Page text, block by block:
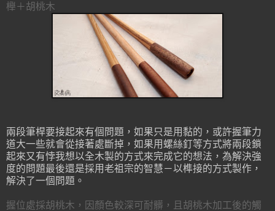
櫸＋胡桃木
兩段筆桿要接起來有個問題，如果只是用黏的，或許握筆力
道大一些就會從接著處斷掉，如果用螺絲釘等方式將兩段鎖
起來又有悖我想以全木製的方式來完成它的想法，為解決強
度的問題最後還是採用老祖宗的智慧－以榫接的方式製作，
解決了一個問題。
握位處採胡桃木，因顏色較深可耐髒，且胡桃木加工後的觸